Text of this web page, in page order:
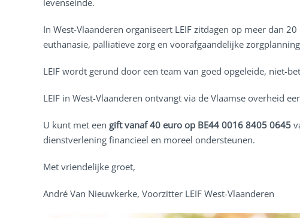
levenseinde.
In West-Vlaanderen organiseert LEIF zitdagen op meer dan
euthanasie, palliatieve zorg en voorafgaandelijke
LEIF wordt gerund door een team van goed opgeleide, niet-
LEIF in West-Vlaanderen ontvangt via de Vlaamse overheid
U kunt met een gift vanaf 40 euro op BE44 0016 8405 0645
dienstverlening financieel en moreel ondersteunen.
Met vriendelijke groet,
André Van Nieuwkerke, Voorzitter LEIF West-Vlaanderen